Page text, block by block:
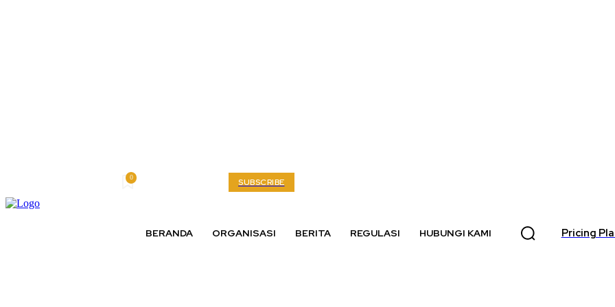
0 SUBSCRIBE
BERANDA ORGANISASI BERITA REGULASI HUBUNGI KAMI Pricing